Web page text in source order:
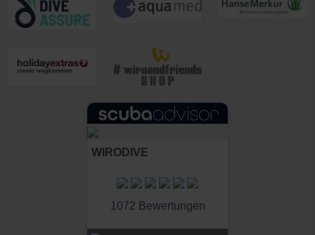
WIRODIVE
1072 Bewertungen